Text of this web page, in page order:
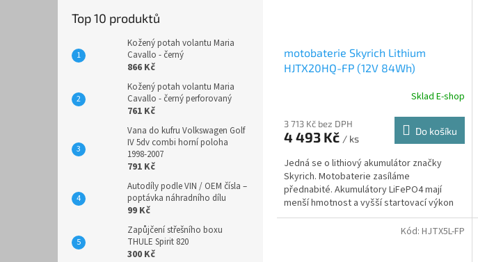
Top 10 produktů
Kožený potah volantu Maria
Cavallo - černý
866 Kč
Kožený potah volantu Maria
Cavallo - černý perforovaný
761 Kč
Vana do kufru Volkswagen Golf
IV 5dv combi horní poloha
1998-2007
791 Kč
Autodíly podle VIN / OEM čísla –
poptávka náhradního dílu
99 Kč
Zapůjčení střešního boxu
THULE Spirit 820
300 Kč
motobaterie Skyrich Lithium
HJTX20HQ-FP (12V 84Wh)
Sklad E-shop
3 713 Kč bez DPH
4 493 Kč / ks
Do košíku
Jedná se o lithiový akumulátor značky
Skyrich. Motobaterie zasíláme
přednabité. Akumulátory LiFePO4 mají
menší hmotnost a vyšší startovací výkon
než...
Kód: HJTX5L-FP